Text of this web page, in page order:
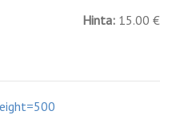
Hinta: 15.00 €